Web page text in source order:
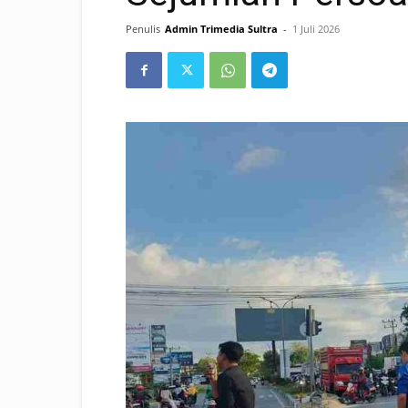
Penulis Admin Trimedia Sultra - 1 Juli 2026